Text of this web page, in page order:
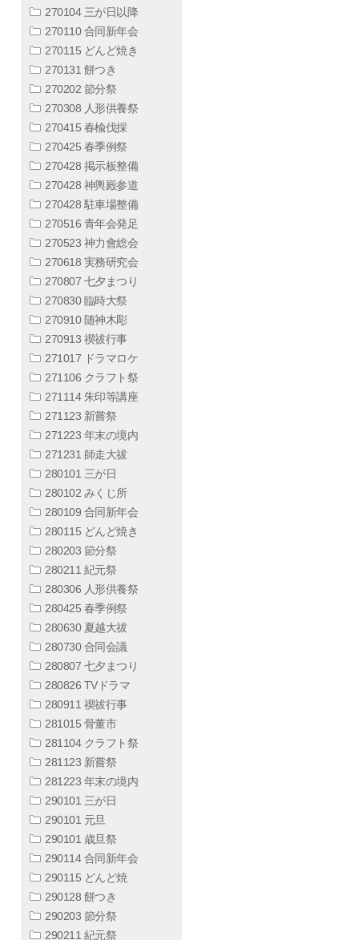
270104 三が日以降
270110 合同新年会
270115 どんど焼き
270131 餅つき
270202 節分祭
270308 人形供養祭
270415 春楡伐採
270425 春季例祭
270428 掲示板整備
270428 神輿殿参道
270428 駐車場整備
270516 青年会発足
270523 神力會総会
270618 実務研究会
270807 七夕まつり
270830 臨時大祭
270910 随神木彫
270913 禊祓行事
271017 ドラマロケ
271106 クラフト祭
271114 朱印等講座
271123 新嘗祭
271223 年末の境内
271231 師走大祓
280101 三が日
280102 みくじ所
280109 合同新年会
280115 どんど焼き
280203 節分祭
280211 紀元祭
280306 人形供養祭
280425 春季例祭
280630 夏越大祓
280730 合同会議
280807 七夕まつり
280826 TVドラマ
280911 禊祓行事
281015 骨董市
281104 クラフト祭
281123 新嘗祭
281223 年末の境内
290101 三が日
290101 元旦
290101 歳旦祭
290114 合同新年会
290115 どんど焼
290128 餅つき
290203 節分祭
290211 紀元祭